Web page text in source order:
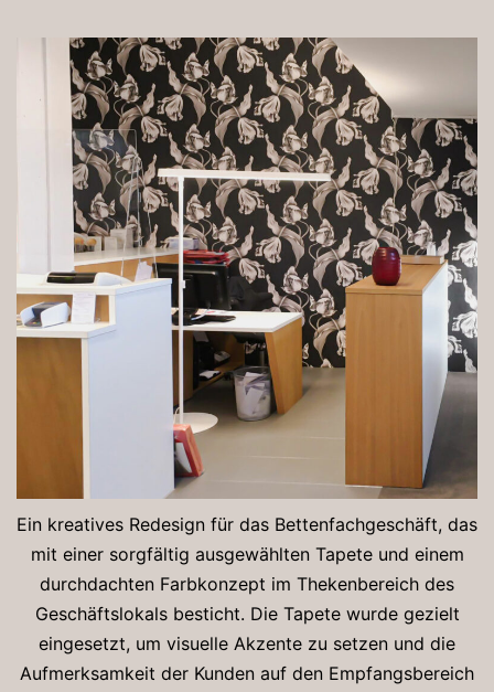
Ein kreatives Redesign für das Bettenfachgeschäft, das
mit einer sorgfältig ausgewählten Tapete und einem
durchdachten Farbkonzept im Thekenbereich des
Geschäftslokals besticht. Die Tapete wurde gezielt
eingesetzt, um visuelle Akzente zu setzen und die
Aufmerksamkeit der Kunden auf den Empfangsbereich